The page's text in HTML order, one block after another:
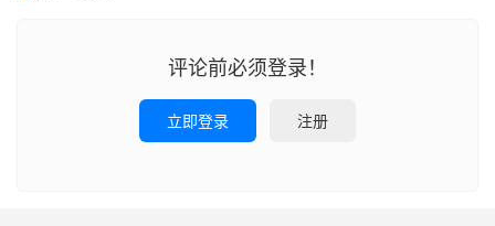
评论前必须登录！
立即登录 注册